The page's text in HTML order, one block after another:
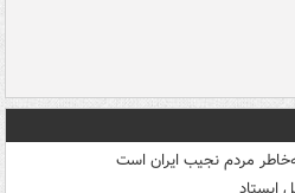
مردم نجیب ایران است
ایستاد